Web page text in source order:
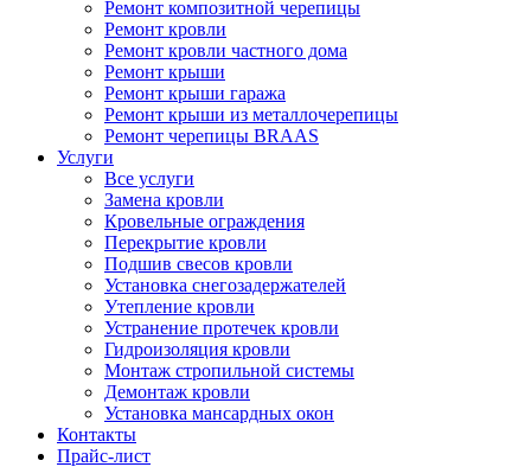
Ремонт композитной черепицы
Ремонт кровли
Ремонт кровли частного дома
Ремонт крыши
Ремонт крыши гаража
Ремонт крыши из металлочерепицы
Ремонт черепицы BRAAS
Услуги
Все услуги
Замена кровли
Кровельные ограждения
Перекрытие кровли
Подшив свесов кровли
Установка снегозадержателей
Утепление кровли
Устранение протечек кровли
Гидроизоляция кровли
Монтаж стропильной системы
Демонтаж кровли
Установка мансардных окон
Контакты
Прайс-лист